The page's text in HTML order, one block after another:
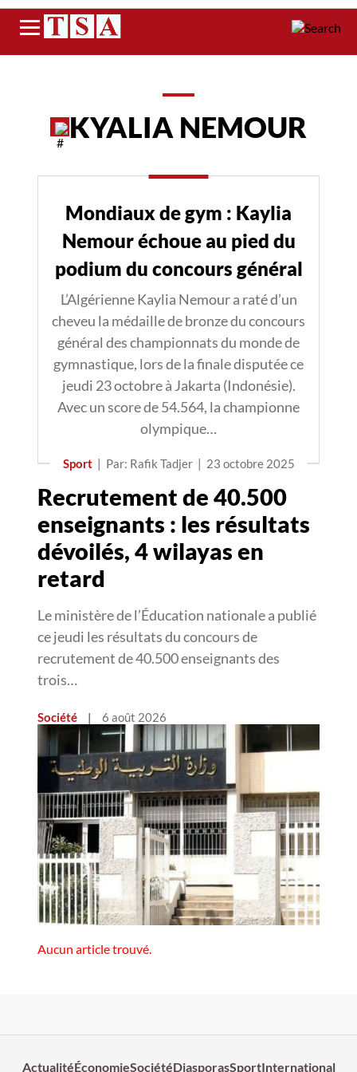
Menu
KYALIA NEMOUR
Mondiaux de gym : Kaylia
Nemour échoue au pied du
podium du concours général
L’Algérienne Kaylia Nemour a raté d’un
cheveu la médaille de bronze du concours
général des championnats du monde de
gymnastique, lors de la finale disputée ce
jeudi 23 octobre à Jakarta (Indonésie).
Avec un score de 54.564, la championne
olympique…
Sport | Par: Rafik Tadjer | 23 octobre 2025
Recrutement de 40.500
enseignants : les résultats
dévoilés, 4 wilayas en
retard
Le ministère de l’Éducation nationale a publié
ce jeudi les résultats du concours de
recrutement de 40.500 enseignants des
trois…
Société | 6 août 2026
Aucun article trouvé.
ActualitéÉconomieSociétéDiasporasSportInternational